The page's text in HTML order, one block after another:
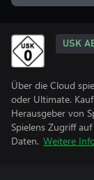
USK
Über die Cloud
oder Ultimate.
Herausgeber von
Spielens Zugriff
Daten. Weitere